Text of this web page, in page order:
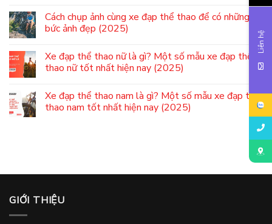
Cách chụp ảnh cùng xe đạp thể thao để có những
bức ảnh đẹp (2025)
Xe đạp thể thao nữ là gì? Một số mẫu xe đạp thể
thao nữ tốt nhất hiện nay (2025)
Xe đạp thể thao nam là gì? Một số mẫu xe đạp thể
thao nam tốt nhất hiện nay (2025)
GIỚI THIỆU
Liên hệ